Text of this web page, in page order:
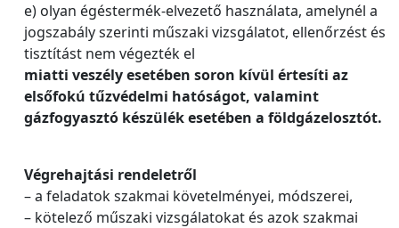
e) olyan égéstermék-elvezető használata, amelynél a
jogszabály szerinti műszaki vizsgálatot, ellenőrzést és
tisztítást nem végezték el
miatti veszély esetében soron kívül értesíti az
elsőfokú tűzvédelmi hatóságot, valamint
gázfogyasztó készülék esetében a földgázelosztót.
Végrehajtási rendeletről
– a feladatok szakmai követelményei, módszerei,
– kötelező műszaki vizsgálatokat és azok szakmai